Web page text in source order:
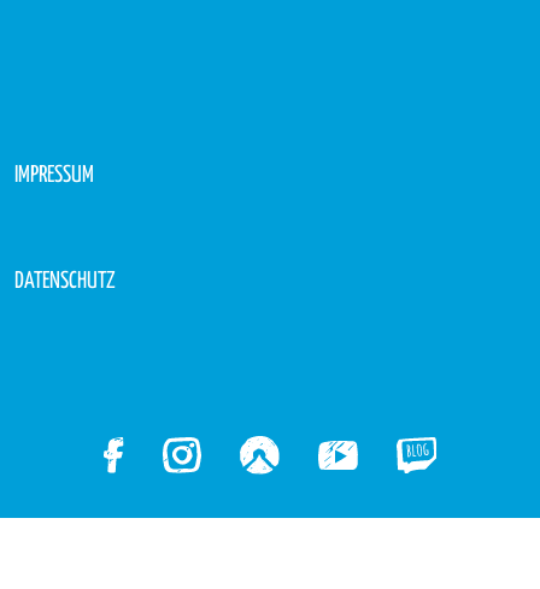
IMPRESSUM
DATENSCHUTZ